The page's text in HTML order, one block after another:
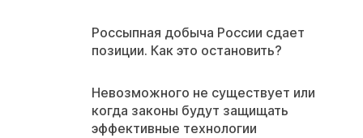
Россыпная добыча России сдает
позиции. Как это остановить?
Невозможного не существует или
когда законы будут защищать
эффективные технологии